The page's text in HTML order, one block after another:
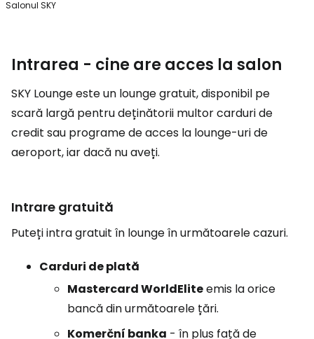
Salonul SKY
Intrarea - cine are acces la salon
SKY Lounge este un lounge gratuit, disponibil pe
scară largă pentru deținătorii multor carduri de
credit sau programe de acces la lounge-uri de
aeroport, iar dacă nu aveți.
Intrare gratuită
Puteți intra gratuit în lounge în următoarele cazuri.
Carduri de plată
Mastercard WorldEliteemis la orice
bancă din următoarele țări.
Komerční banka - în plus față de